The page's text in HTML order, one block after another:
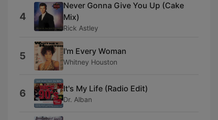
4
Never Gonna Give You Up (Cake
Mix)
Rick Astley
5 I'm Every Woman
Whitney Houston
6 It's My Life (Radio Edit)
Dr. Alban